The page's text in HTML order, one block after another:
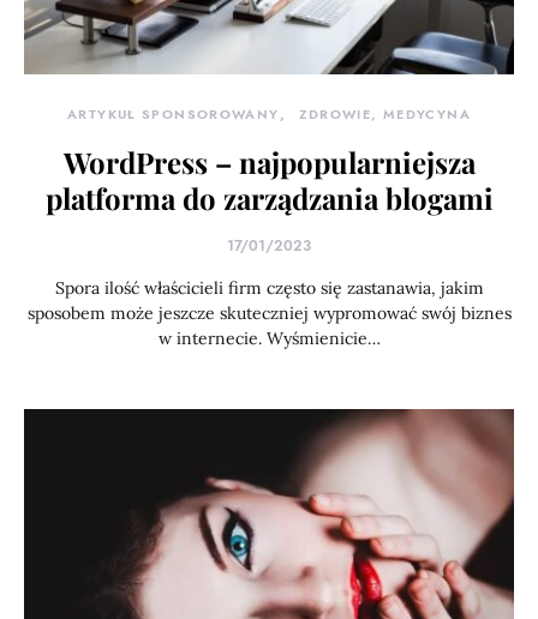
ARTYKUŁ SPONSOROWANY ZDROWIE, MEDYCYNA
WordPress – najpopularniejsza
platforma do zarządzania blogami
17/01/2023
Spora ilość właścicieli firm często się zastanawia, jakim
sposobem może jeszcze skuteczniej wypromować swój biznes
w internecie. Wyśmienicie…